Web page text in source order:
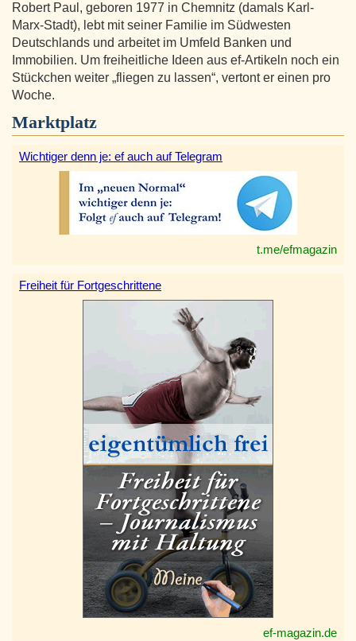
Robert Paul, geboren 1977 in Chemnitz (damals Karl-
Marx-Stadt), lebt mit seiner Familie im Südwesten
Deutschlands und arbeitet im Umfeld Banken und
Immobilien. Um freiheitliche Ideen aus ef-Artikeln noch ein
Stückchen weiter „fliegen zu lassen“, vertont er einen pro
Woche.
Marktplatz
Wichtiger denn je: ef auch auf Telegram
t.me/efmagazin
Freiheit für Fortgeschrittene
ef-magazin.de